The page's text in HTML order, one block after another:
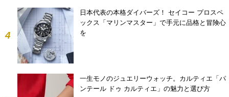
4
日本代表の本格ダイバーズ！ セイコー プロスペ
ックス「マリンマスター」で手元に品格と冒険心
を
一生モノのジュエリーウォッチ。カルティエ「パ
ンテール ドゥ カルティエ」の魅力と選び方